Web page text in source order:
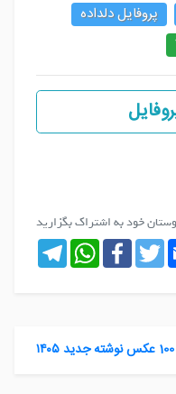
پروفایل دلداده
خود به اشتراک بگزارید
Telegram
WhatsAppFacebookTwitter
100 عکس نوشته جدید ۱۴۰۵